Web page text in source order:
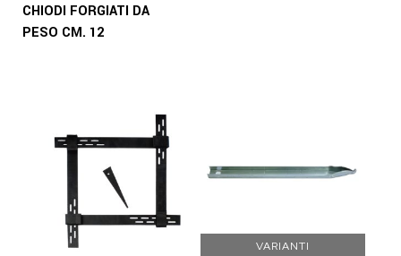
CHIODI FORGIATI DA
PESO CM. 12
VARIANTI